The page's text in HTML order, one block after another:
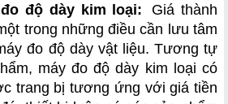
độ dày kim loại:
Giá thành
trong những điều cần lưu tâm
đo độ dày vật liệu. Tương tự
máy đo độ dày kim loại có
trang bị tương ứng với giá tiền